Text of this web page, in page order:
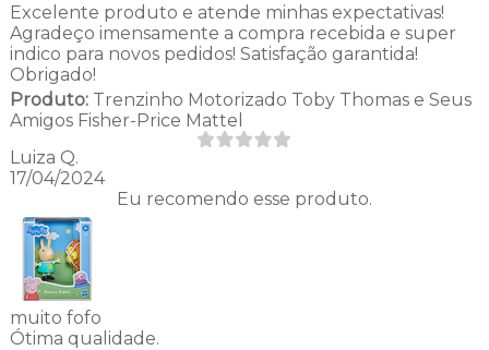
Excelente produto e atende minhas expectativas!
Agradeço imensamente a compra recebida e super
indico para novos pedidos! Satisfação garantida!
Obrigado!
Produto:Trenzinho Motorizado Toby Thomas e Seus
Amigos Fisher-Price Mattel
Luiza Q.
17/04/2024
Eu recomendo esse produto.
muito fofo
Ótima qualidade.